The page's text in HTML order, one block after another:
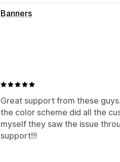
Banners
Anpassning
Bannerposition Animeringar
Bakgrunder Färg och
Mobilanpassning
Great support from these
the color scheme did all the
myself they saw the issue
support!!!